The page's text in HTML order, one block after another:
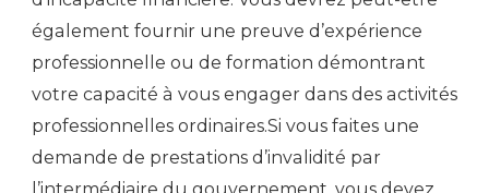
également fournir une preuve d’expérience
professionnelle ou de formation démontrant
votre capacité à vous engager dans des activités
professionnelles ordinaires.Si vous faites une
demande de prestations d’invalidité par